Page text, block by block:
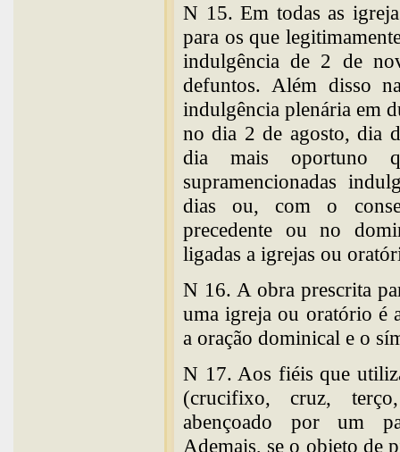
N 15. Em todas as
para os que
indulgência de 2 de
defuntos. Além disso
indulgência plenária em
no dia 2 de agosto, dia
dia mais oportuno
supramencionadas
dias ou, com o
precedente ou no
ligadas a igrejas ou
N 16. A obra prescrita
uma igreja ou oratório é
a oração dominical e o
N 17. Aos fiéis que
(crucifixo, cruz, terço,
abençoado por um
Ademais, se o objeto de